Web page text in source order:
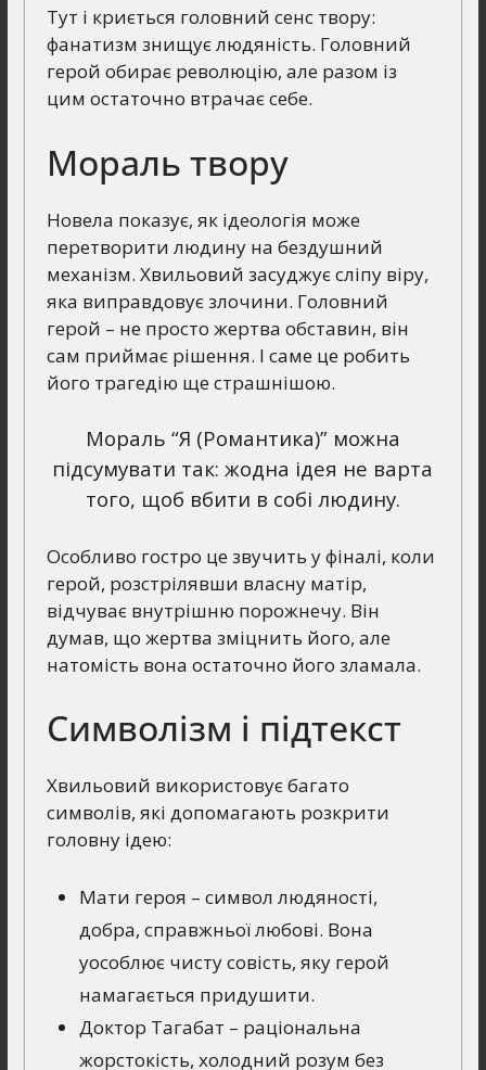
Тут і криється головний сенс твору:
фанатизм знищує людяність. Головний
герой обирає революцію, але разом із
цим остаточно втрачає себе.
Мораль твору
Новела показує, як ідеологія може
перетворити людину на бездушний
механізм. Хвильовий засуджує сліпу віру,
яка виправдовує злочини. Головний
герой – не просто жертва обставин, він
сам приймає рішення. І саме це робить
його трагедію ще страшнішою.
Мораль “Я (Романтика)” можна
підсумувати так: жодна ідея не варта
того, щоб вбити в собі людину.
Особливо гостро це звучить у фіналі, коли
герой, розстрілявши власну матір,
відчуває внутрішню порожнечу. Він
думав, що жертва зміцнить його, але
натомість вона остаточно його зламала.
Символізм і підтекст
Хвильовий використовує багато
символів, які допомагають розкрити
головну ідею:
Мати героя – символ людяності,
добра, справжньої любові. Вона
уособлює чисту совість, яку герой
намагається придушити.
Доктор Тагабат – раціональна
жорстокість, холодний розум без